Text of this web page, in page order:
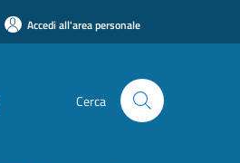
Accedi all'area personale
Cerca